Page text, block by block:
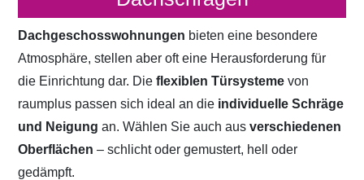
Dachgeschosswohnungen bieten eine besondere
Atmosphäre, stellen aber oft eine Herausforderung für
die Einrichtung dar. Dieflexiblen Türsystemevon
raumplus passen sich ideal an die individuelle Schräge
und Neigung an. Wählen Sie auch ausverschiedenen
Oberflächen – schlicht oder gemustert, hell oder
gedämpft.